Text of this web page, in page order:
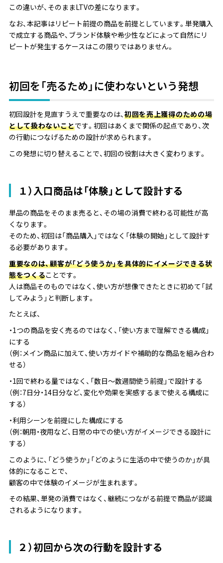
この違いが、そのままLTVの差になります。
なお、本記事はリピート前提の商品を前提としています。単発購入
で成立する商品や、ブランド体験や希少性などによって自然にリ
ピートが発生するケースはこの限りではありません。
初回を「売るため」に使わないという発想
初回設計を見直すうえで重要なのは、初回を売上獲得のための場
として扱わないことです。初回はあくまで関係の起点であり、次
の行動につなげるための設計が求められます。
この発想に切り替えることで、初回の役割は大きく変わります。
１）入口商品は「体験」として設計する
単品の商品をそのまま売ると、その場の消費で終わる可能性が高
くなります。
そのため、初回は「商品購入」ではなく「体験の開始」として設計す
る必要があります。
重要なのは、顧客が「どう使うか」を具体的にイメージできる状
態をつくることです。
人は商品そのものではなく、使い方が想像できたときに初めて「試
してみよう」と判断します。
たとえば、
・1つの商品を安く売るのではなく、「使い方まで理解できる構成」
にする
（例：メイン商品に加えて、使い方ガイドや補助的な商品を組み合わ
せる）
・1回で終わる量ではなく、「数日〜数週間使う前提」で設計する
（例：7日分・14日分など、変化や効果を実感するまで使える構成に
する）
・利用シーンを前提にした構成にする
（例：朝用・夜用など、日常の中での使い方がイメージできる設計に
する）
このように、「どう使うか」「どのように生活の中で使うのか」が具
体的になることで、
顧客の中で体験のイメージが生まれます。
その結果、単発の消費ではなく、継続につながる前提で商品が認識
されるようになります。
２）初回から次の行動を設計する